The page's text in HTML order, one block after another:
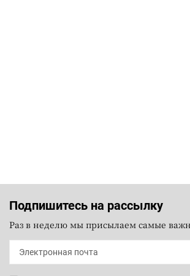
Подпишитесь на рассылку
Раз в неделю мы присылаем самые